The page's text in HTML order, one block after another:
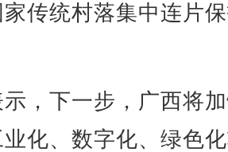
传统村落集中连片
下一步，广西将
化、数字化、绿色